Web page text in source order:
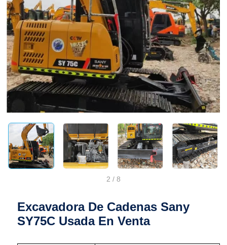
2 / 8
Excavadora De Cadenas Sany
SY75C Usada En Venta